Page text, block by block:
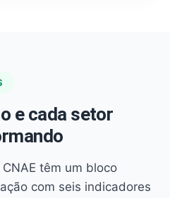
e cada setor
têm um bloco
com seis indicadores